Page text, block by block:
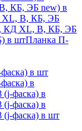
КБ, ЭБ new) в
XL, В, КБ, ЭБ
КД XL, В, КБ, ЭБ
в штПланка П-
в шт
в
(j-фаска) в
(j-фаска) в
(j-фаска) в шт